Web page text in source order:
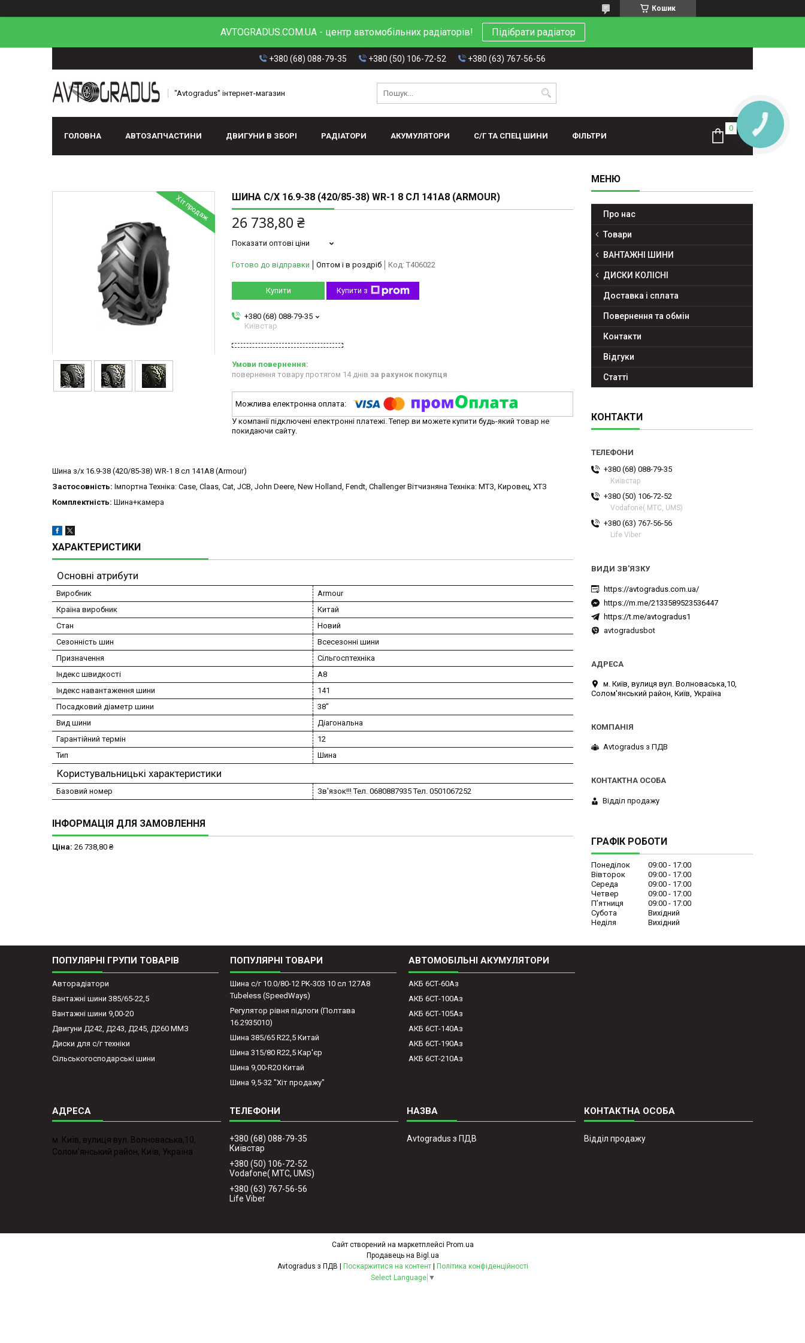
Кошик
AVTOGRADUS.COM.UA - центр автомобільних радіаторів! Підібрати радіатор
+380 (68) 088-79-35 +380 (50) 106-72-52 +380 (63) 767-56-56
"Avtogradus" інтернет-магазин
ГОЛОВНА АВТОЗАПЧАСТИНИ ДВИГУНИ В ЗБОРІ РАДІАТОРИ АКУМУЛЯТОРИ С/Г ТА СПЕЦ ШИНИ ФІЛЬТРИ
Хіт продаж ШИНА С/Х 16.9-38 (420/85-38) WR-1 8 СЛ 141A8 (ARMOUR)
26 738,80 ₴
Показати оптові ціни
Готово до відправки Оптом і в роздріб Код: T406022
Купити Купити з
+380 (68) 088-79-35
Київстар
повернення товару протягом 14 днів за рахунок покупця
У компанії підключені електронні платежі. Тепер ви можете купити будь-який товар не
покидаючи сайту.
Шина з/х 16.9-38 (420/85-38) WR-1 8 сл 141A8 (Armour)
Застосовність: Імпортна Техніка: Case, Claas, Cat, JCB, John Deere, New Holland, Fendt, Challenger Вітчизняна Техніка: МТЗ, Кировец, ХТЗ
Комплектність: Шина+камера
ХАРАКТЕРИСТИКИ
Основні атрибути
Виробник
Armour
Країна виробник
Китай
Стан
Новий
Сезонність шин
Всесезонні шини
Призначення
Сільгосптехніка
Індекс швидкості
A8
Індекс навантаження шини
141
Посадковий діаметр шини
38"
Вид шини
Діагональна
Гарантійний термін
12
Тип
Шина
Користувальницькі характеристики
Базовий номер Зв'язок!!! Тел. 0680887935 Тел. 0501067252
ІНФОРМАЦІЯ ДЛЯ ЗАМОВЛЕННЯ
Ціна: 26 738,80 ₴
Про нас
Товари
ВАНТАЖНІ ШИНИ
ДИСКИ КОЛІСНІ
Доставка і сплата
Повернення та обмін
Контакти
Відгуки
Статті
КОНТАКТИ
+380 (68) 088-79-35
Київстар
+380 (50) 106-72-52
Vodafone( МТС, UMS)
+380 (63) 767-56-56
Life Viber
https://avtogradus.com.ua/
https://m.me/2133589523536447
https://t.me/avtogradus1
avtogradusbot
м. Київ, вулиця вул. Волноваська,10,
Солом'янський район, Київ, Україна
Avtogradus з ПДВ
Відділ продажу
ГРАФІК РОБОТИ
Понеділок 09:00
17:00
Вівторок
09:00
17:00
Середа
09:00
17:00
Четвер
09:00
17:00
Пʼятниця
09:00
17:00
Субота
Вихідний
Неділя
Вихідний
ПОПУЛЯРНІ ГРУПИ ТОВАРІВ
Авторадіатори
Вантажні шини 385/65-22,5
Вантажні шини 9,00-20
Двигуни Д242, Д243, Д245, Д260 ММЗ
Диски для с/г техніки
Сільськогосподарські шини
ПОПУЛЯРНІ ТОВАРИ
Шина с/г 10.0/80-12 PK-303 10 сл 127A8
Tubeless (SpeedWays)
Регулятор рівня підлоги (Полтава
16.2935010)
Шина 385/65 R22,5 Китай
Шина 315/80 R22,5 Кар'єр
Шина 9,00-R20 Китай
Шина 9,5-32 "Хіт продажу"
АВТОМОБІЛЬНІ АКУМУЛЯТОРИ
АКБ 6СТ-60Аз
АКБ 6СТ-100Аз
АКБ 6СТ-105Аз
АКБ 6СТ-140Аз
АКБ 6СТ-190Аз
АКБ 6СТ-210Аз
м. Київ, вулиця вул. Волноваська,10,
Солом'янський район, Київ, Україна
+380 (68) 088-79-35
Київстар
+380 (50) 106-72-52
Vodafone( МТС, UMS)
+380 (63) 767-56-56
Life Viber
Avtogradus з ПДВ Відділ продажу
Сайт створений на маркетплейсі Prom.ua
Продавець на Bigl.ua
Поскаржитися на контент
Політика конфіденційності
Select Language ▼
КНОПКА
ЗВ'ЯЗКУ